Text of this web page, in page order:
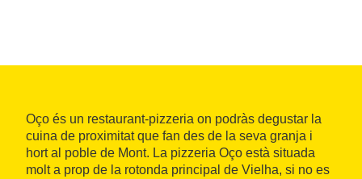
Oço és un restaurant-pizzeria on podràs degustar la
cuina de proximitat que fan des de la seva granja i
hort al poble de Mont. La pizzeria Oço està situada
molt a prop de la rotonda principal de Vielha, si no es